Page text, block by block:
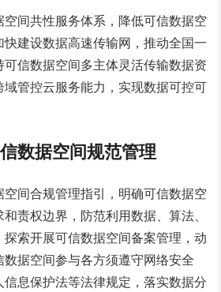
间共性服务体系，降低可信数据空
建设数据高速传输网，推动全国一
信数据空间多主体灵活传输数据资
管控云服务能力，实现数据可控可
数据空间规范管理
间合规管理指引，明确可信数据空
责权边界，防范利用数据、算法、
索开展可信数据空间备案管理，动
据空间参与各方须遵守网络安全
息保护法等法律规定，落实数据分